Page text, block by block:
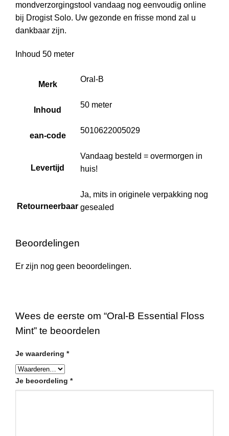
mondverzorgingstool vandaag nog eenvoudig online
bij Drogist Solo. Uw gezonde en frisse mond zal u
dankbaar zijn.
Inhoud 50 meter
Merk
Oral-B
Inhoud
50 meter
ean-code
5010622005029
Levertijd
Vandaag besteld = overmorgen in
huis!
Retourneerbaar
Ja, mits in originele verpakking nog
gesealed
Beoordelingen
Er zijn nog geen beoordelingen.
Wees de eerste om “Oral-B Essential Floss
Mint” te beoordelen
Je waardering *
Je beoordeling *